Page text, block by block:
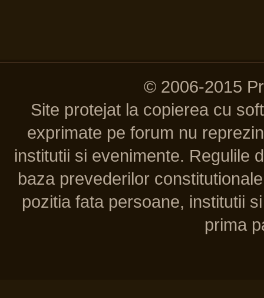
© 2006-2015
Site protejat la copierea cu
exprimate pe forum nu
institutii si evenimente. Regulile
baza prevederilor
pozitia fata persoane, institutii
prima